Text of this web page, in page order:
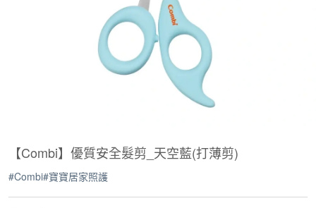
【Combi】優質安全髮剪_天空藍(打薄剪)
#Combi#寶寶居家照護